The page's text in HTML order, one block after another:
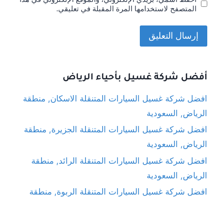
المتصفح لاستخدامها المرة المقبلة في تعليقي.
أفضل شركة غسيل بأحياء الرياض
افضل شركة غسيل السيارات المتنقلة الاسكان, منطقة
الرياض, السعودية
افضل شركة غسيل السيارات المتنقلة الجزيرة, منطقة
الرياض, السعودية
افضل شركة غسيل السيارات المتنقلة الرائد, منطقة
الرياض, السعودية
افضل شركة غسيل السيارات المتنقلة الربوة, منطقة